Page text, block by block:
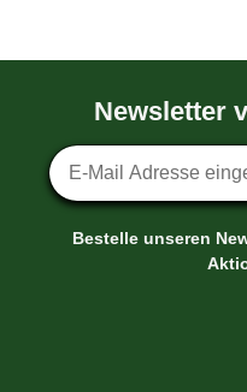
Newsletter
Newsletter-Anmeldung
Bestelle unseren